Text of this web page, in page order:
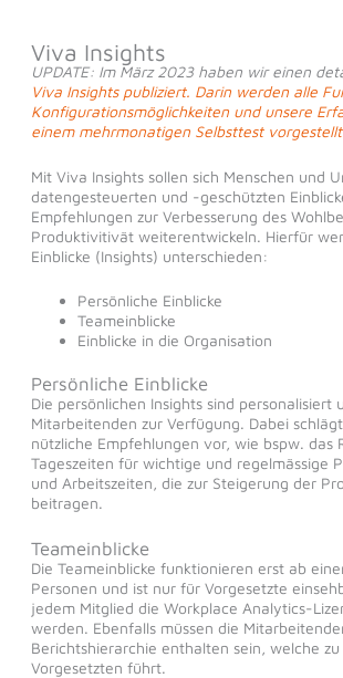
Viva Insights
UPDATE: Im März 2023 haben wir einen
Viva Insights publiziert. Darin werden alle
Konfigurationsmöglichkeiten und unsere
einem mehrmonatigen Selbsttest
Mit Viva Insights sollen sich Menschen und
datengesteuerten und -geschützten
Empfehlungen zur Verbesserung des
Produktivitivät weiterentwickeln. Hierfür
Einblicke (Insights) unterschieden:
Persönliche Einblicke
Teameinblicke
Einblicke in die Organisation
Persönliche Einblicke
Die persönlichen Insights sind personalisiert
Mitarbeitenden zur Verfügung. Dabei
nützliche Empfehlungen vor, wie bspw. das
Tageszeiten für wichtige und regelmässige
und Arbeitszeiten, die zur Steigerung der
beitragen.
Teameinblicke
Die Teameinblicke funktionieren erst ab
Personen und ist nur für Vorgesetzte
jedem Mitglied die Workplace Analytics-
werden. Ebenfalls müssen die
Berichtshierarchie enthalten sein, welche
Vorgesetzten führt.